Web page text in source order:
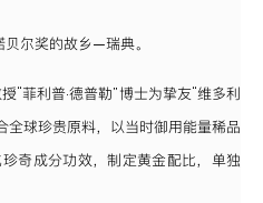
尔奖的故乡—瑞典。
菲利普·德普勒”博士为挚友“维多利
全球珍贵原料，以当时御用能量稀品
奇成分功效，制定黄金配比，单独